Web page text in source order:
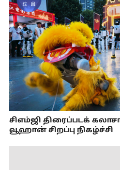
சிஎம்ஜி திரைப்படக்
வூஹான் சிறப்பு நிகழ்ச்சி